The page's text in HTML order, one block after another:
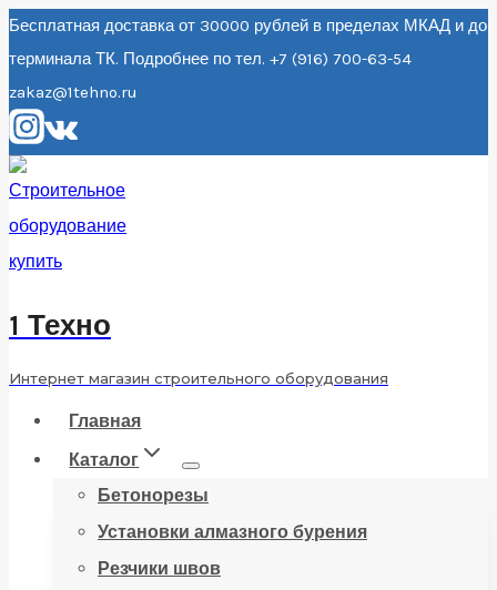
Перейти
к
содержанию
Бесплатная доставка от 30000 рублей в пределах МКАД и до
терминала ТК. Подробнее по тел. +7 (916) 700-63-54
zakaz@1tehno.ru
1 Техно
Интернет магазин строительного оборудования
Главная
Каталог
Бетонорезы
Установки алмазного бурения
Резчики швов